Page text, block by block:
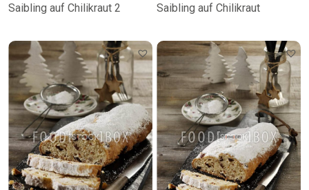
Saibling auf Chilikraut 2 Saibling auf Chilikraut